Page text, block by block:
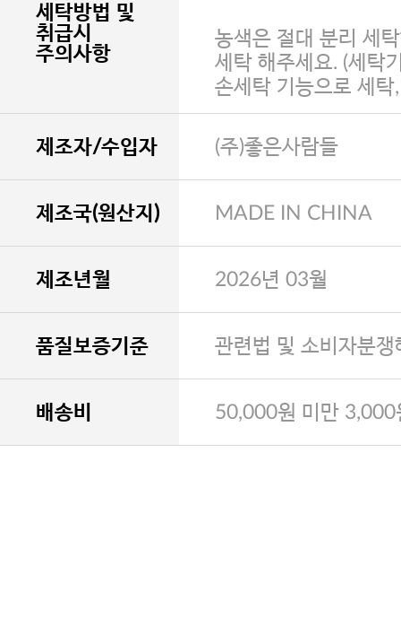
세탁방법 및
취급시
주의사항
농색은 절대 분리 세
세탁 해주세요. (세탁
손세탁 기능으로 세탁
제조자/수입자 (주)좋은사람들
제조국(원산지) MADE IN CHINA
제조년월 2026년 03월
품질보증기준 관련법 및 소비자분
배송비 50,000원 미만 3,000